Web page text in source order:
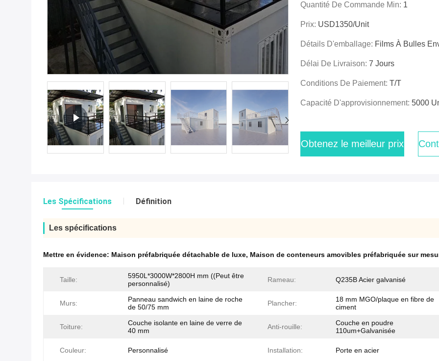
Quantité De Commande Min: 1
Prix: USD1350/unit
Détails D'emballage: Films À Bulles
Délai De Livraison: 7 Jours
Conditions De Paiement: T/T
Capacité D'approvisionnement: 5000
Obtenez le meilleur prix
Les Spécifications Définition
Les spécifications
Mettre en évidence: Maison préfabriquée détachable de luxe, Maison de conteneurs amovibles préfabriquée sur
Taille:
5950L*3000W*2800H mm ((Peut être
personnalisé)
Rameau: Q235B Acier galvanisé
Murs:
Panneau sandwich en laine de roche
de 50/75 mm
Plancher:
18 mm MGO/plaque en fibre de
ciment
Toiture:
Couche isolante en laine de verre de
40 mm
Anti-rouille:
Couche en poudre
110um+Galvanisée
Couleur: Personnalisé Installation: Porte en acier